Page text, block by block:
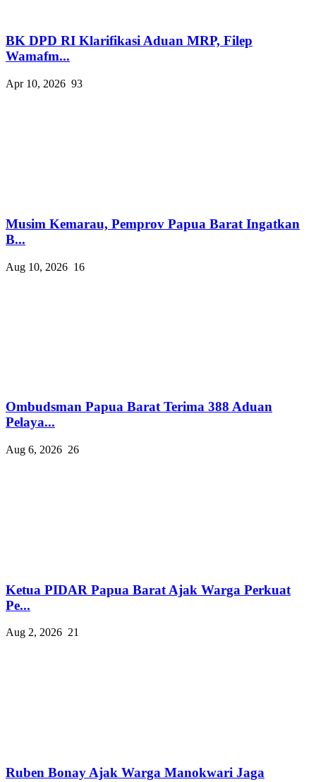
BK DPD RI Klarifikasi Aduan MRP, Filep
Wamafm...
Apr 10, 2026 93
Musim Kemarau, Pemprov Papua Barat Ingatkan
B...
Aug 10, 2026 16
Ombudsman Papua Barat Terima 388 Aduan
Pelaya...
Aug 6, 2026 26
Ketua PIDAR Papua Barat Ajak Warga Perkuat
Pe...
Aug 2, 2026 21
Ruben Bonay Ajak Warga Manokwari Jaga